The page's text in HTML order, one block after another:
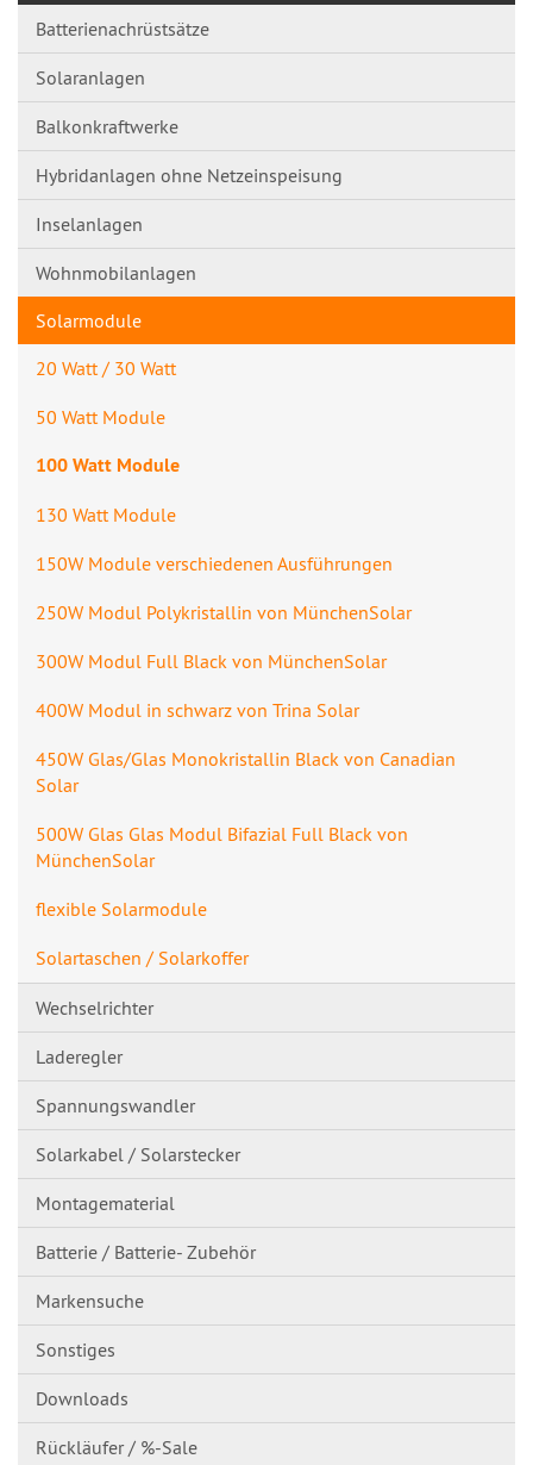
Batterienachrüstsätze
Solaranlagen
Balkonkraftwerke
Hybridanlagen ohne Netzeinspeisung
Inselanlagen
Wohnmobilanlagen
Solarmodule
20 Watt / 30 Watt
50 Watt Module
100 Watt Module
130 Watt Module
150W Module verschiedenen Ausführungen
250W Modul Polykristallin von MünchenSolar
300W Modul Full Black von MünchenSolar
400W Modul in schwarz von Trina Solar
450W Glas/Glas Monokristallin Black von Canadian
Solar
500W Glas Glas Modul Bifazial Full Black von
MünchenSolar
flexible Solarmodule
Solartaschen / Solarkoffer
Wechselrichter
Laderegler
Spannungswandl​er
Solarkabel / Solarstecker
Montagematerial
Batterie / Batterie- Zubehör
Markensuche
Sonstiges
Downloads
Rückläufer / %-Sale